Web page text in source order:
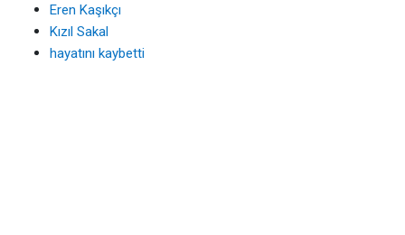
Eren Kaşıkçı
Kızıl Sakal
hayatını kaybetti